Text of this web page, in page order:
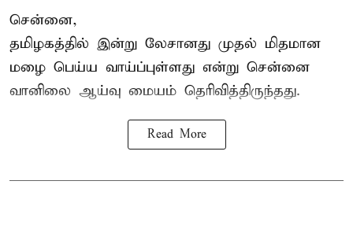
சென்னை,
தமிழகத்தில் இன்று லேசானது முதல் மிதமான
மழை பெய்ய வாய்ப்புள்ளது என்று சென்னை
வானிலை ஆய்வு மையம் தெரிவித்திருந்தது.
Read More